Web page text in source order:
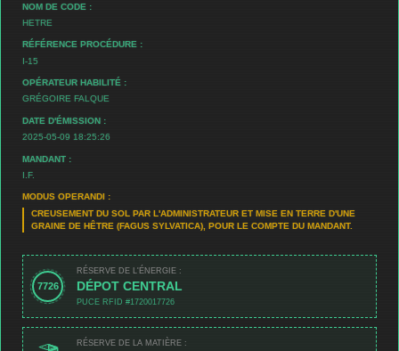
NOM DE CODE :
HETRE
RÉFÉRENCE PROCÉDURE :
I-15
OPÉRATEUR HABILITÉ :
GRÉGOIRE FALQUE
DATE D'ÉMISSION :
2025-05-09 18:25:26
MANDANT :
I.F.
MODUS OPERANDI :
CREUSEMENT DU SOL PAR L'ADMINISTRATEUR ET MISE EN TERRE D'UNE
GRAINE DE HÊTRE (FAGUS SYLVATICA), POUR LE COMPTE DU MANDANT.
7726
RÉSERVE DE L'ÉNERGIE :
DÉPOT CENTRAL
PUCE RFID #1720017726
RÉSERVE DE LA MATIÈRE :